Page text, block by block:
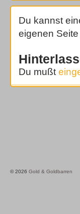
Du kannst
eigenen
Du mußt
© 2026 Gold & Goldbarren